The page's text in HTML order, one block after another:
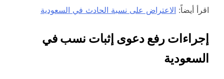
اقرأ أيضاً: الاعتراض على نسبة الحادث في السعودية
إجراءات رفع دعوى إثبات نسب في
السعودية